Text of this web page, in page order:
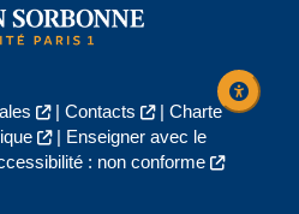
| Contacts | Charte
|
Enseigner avec le
: non conforme